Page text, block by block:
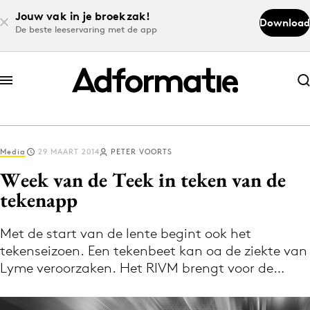
Jouw vak in je broekzak!
De beste leeservaring met de app
Download
Abonneer nu
Abonneer nu
Log in
Volg het laatste nieuws via de Adformatie
Nieuws app
Media 29 MAART 2014 PETER VOORTS
Week van de Teek in teken van de
tekenapp
Met de start van de lente begint ook het
tekenseizoen. Een tekenbeet kan oa de ziekte van
Lyme veroorzaken. Het RIVM brengt voor de…